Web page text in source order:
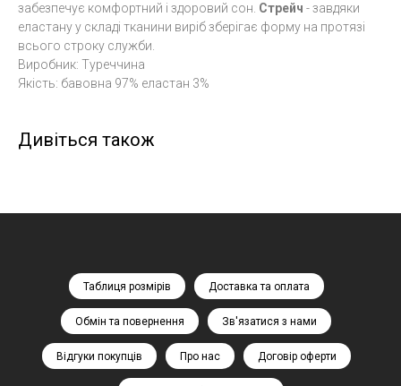
забезпечує комфортний і здоровий сон. Стрейч - завдяки
еластану у складі тканини виріб зберігає форму на протязі
всього строку служби.
Виробник: Туреччина
Якість: бавовна 97% еластан 3%
Дивіться також
Таблиця розмірів Доставка та оплата
Обмін та повернення Зв'язатися з нами
Відгуки покупців Про нас Договір оферти